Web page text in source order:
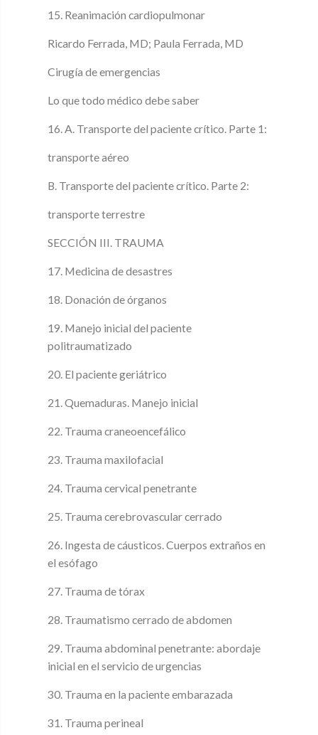
15. Reanimación cardiopulmonar
Ricardo Ferrada, MD; Paula Ferrada, MD
Cirugía de emergencias
Lo que todo médico debe saber
16. A. Transporte del paciente crítico. Parte 1:
transporte aéreo
B. Transporte del paciente crítico. Parte 2:
transporte terrestre
SECCIÓN III. TRAUMA
17. Medicina de desastres
18. Donación de órganos
19. Manejo inicial del paciente
politraumatizado
20. El paciente geriátrico
21. Quemaduras. Manejo inicial
22. Trauma craneoencefálico
23. Trauma maxilofacial
24. Trauma cervical penetrante
25. Trauma cerebrovascular cerrado
26. Ingesta de cáusticos. Cuerpos extraños en
el esófago
27. Trauma de tórax
28. Traumatismo cerrado de abdomen
29. Trauma abdominal penetrante: abordaje
inicial en el servicio de urgencias
30. Trauma en la paciente embarazada
31. Trauma perineal